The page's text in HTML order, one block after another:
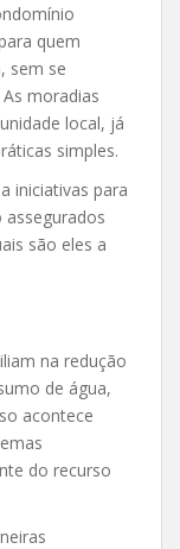
quem
sem se
moradias
local, já
simples.
iniciativas para
são eles a
na redução
de água,
acontece
do recurso